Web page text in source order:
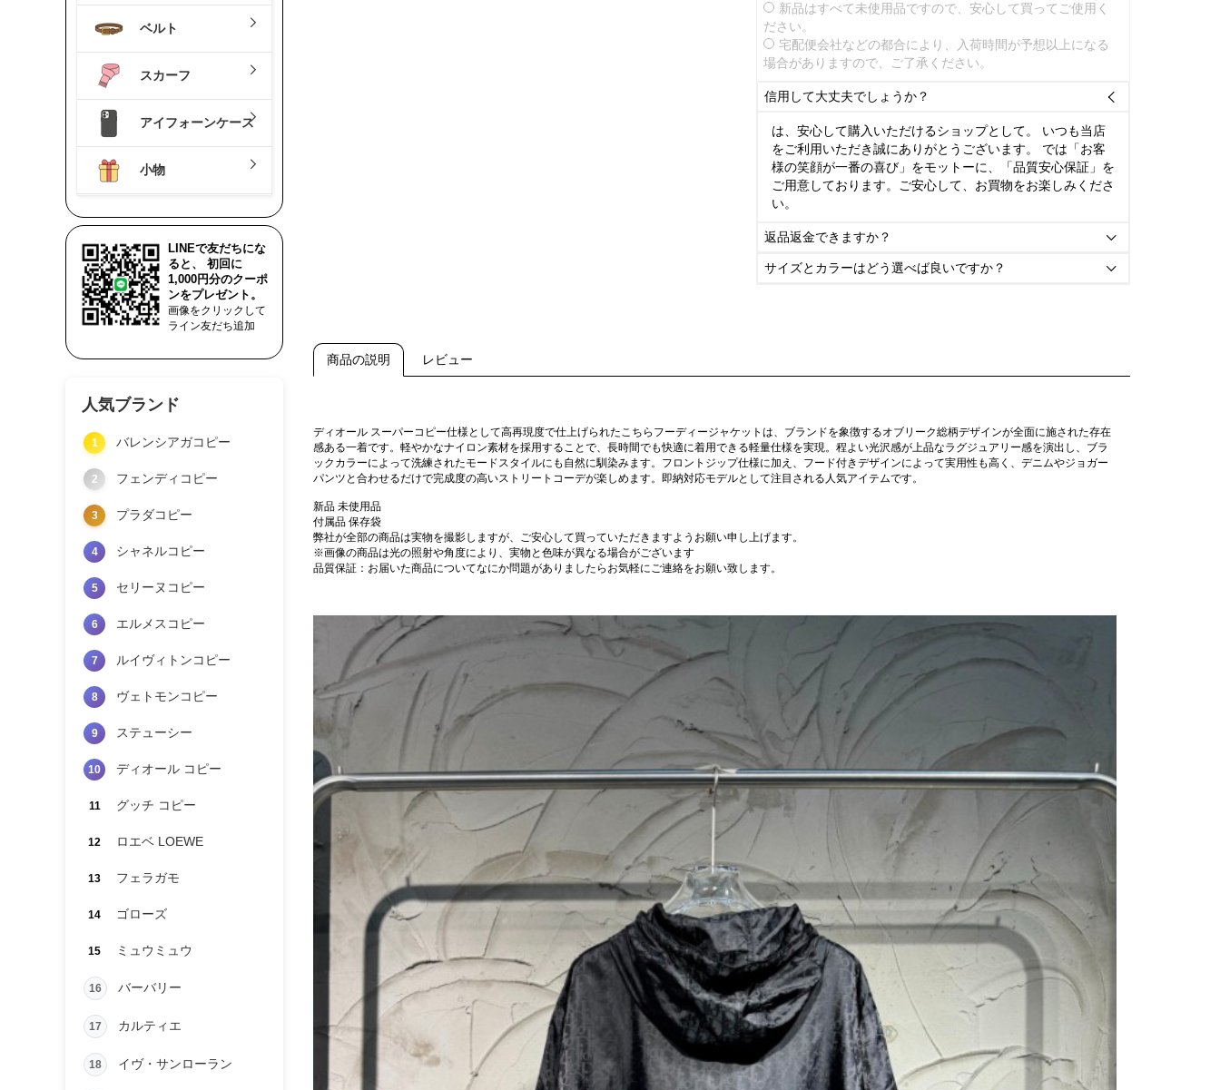
ベルト
スカーフ
アイフォーンケース
小物
LINEで友だちにな
ると、 初回に
1,000円分のクーポ
ンをプレゼント。
画像をクリックして
ライン友だち追加
人気ブランド
1 バレンシアガコピー
2 フェンディコピー
3 プラダコピー
4 シャネルコピー
5 セリーヌコピー
6 エルメスコピー
7 ルイヴィトンコピー
8 ヴェトモンコピー
9 ステューシー
10 ディオール コピー
11 グッチ コピー
12 ロエベ LOEWE
13 フェラガモ
14 ゴローズ
15 ミュウミュウ
16 バーバリー
17 カルティエ
18 イヴ・サンローラン
新品はすべて未使用品ですので、安心して買ってご使用く
ださい。
宅配便会社などの都合により、入荷時間が予想以上になる
場合がありますので、ご了承ください。
信用して大丈夫でしょうか？ 
は、安心して購入いただけるショップとして。 いつも当店
をご利用いただき誠にありがとうございます。 では「お客
様の笑顔が一番の喜び」をモットーに、「品質安心保証」を
ご用意しております。ご安心して、お買物をお楽しみくださ
い。
返品返金できますか？ 
サイズとカラーはどう選べば良いですか？ 
商品の説明 レビュー
ディオール スーパーコピー仕様として高再現度で仕上げられたこちらフーディージャケットは、ブランドを象徴するオブリーク総柄デザインが全面に施された存在
感ある一着です。軽やかなナイロン素材を採用することで、長時間でも快適に着用できる軽量仕様を実現。程よい光沢感が上品なラグジュアリー感を演出し、ブラ
ックカラーによって洗練されたモードスタイルにも自然に馴染みます。フロントジップ仕様に加え、フード付きデザインによって実用性も高く、デニムやジョガー
パンツと合わせるだけで完成度の高いストリートコーデが楽しめます。即納対応モデルとして注目される人気アイテムです。
新品 未使用品
付属品 保存袋
弊社が全部の商品は実物を撮影しますが、ご安心して買っていただきますようお願い申し上げます。
※画像の商品は光の照射や角度により、実物と色味が異なる場合がございます
品質保証：お届いた商品についてなにか問題がありましたらお気軽にご連絡をお願い致します。